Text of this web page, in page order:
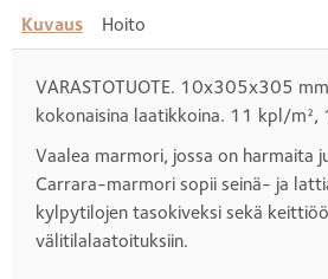
Kuvaus Hoito
VARASTOTUOTE. 10x305x305
kokonaisina laatikkoina. 11 kpl/
Vaalea marmori, jossa on harmaita
Carrara-marmori sopii seinä- ja
kylpytilojen tasokiveksi sekä
välitilalaatoituksiin.